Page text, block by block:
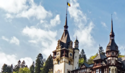
Gestion des freelances
Intégrez et gérez vos
PEO
Sous-traitez les opérations
Comparer Remote
Examinez notre service par
CROISSANCE
Start-ups
pays
Calculateur de
Découvrez les devises
paiement pour vos
Nederlands
Français
Deutsch